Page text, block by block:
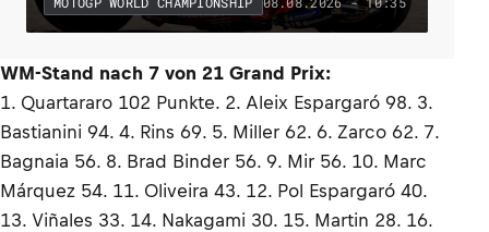
WM-Stand nach 7 von 21 Grand Prix:
1. Quartararo 102 Punkte. 2. Aleix Espargaró 98. 3.
Bastianini 94. 4. Rins 69. 5. Miller 62. 6. Zarco 62. 7.
Bagnaia 56. 8. Brad Binder 56. 9. Mir 56. 10. Marc
Márquez 54. 11. Oliveira 43. 12. Pol Espargaró 40.
13. Viñales 33. 14. Nakagami 30. 15. Martin 28. 16.